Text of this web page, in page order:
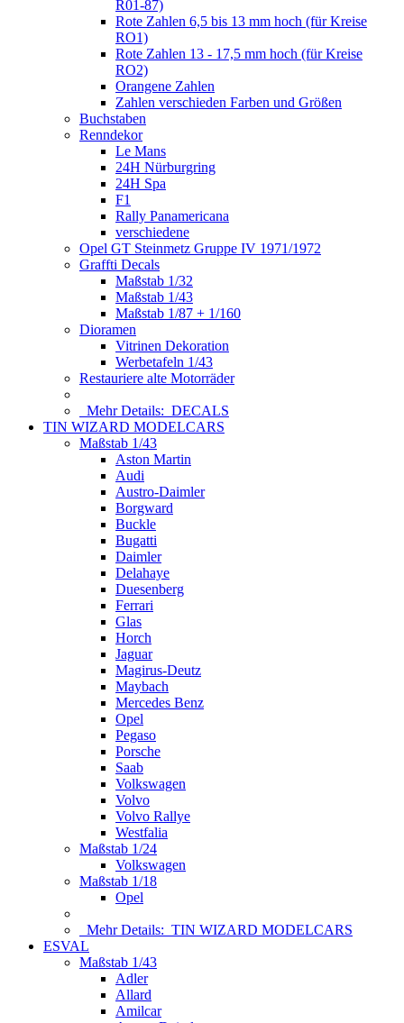
R01-87)
Rote Zahlen 6,5 bis 13 mm hoch (für Kreise
RO1)
Rote Zahlen 13 - 17,5 mm hoch (für Kreise
RO2)
Orangene Zahlen
Zahlen verschieden Farben und Größen
Buchstaben
Renndekor
Le Mans
24H Nürburgring
24H Spa
F1
Rally Panamericana
verschiedene
Opel GT Steinmetz Gruppe IV 1971/1972
Graffti Decals
Maßstab 1/32
Maßstab 1/43
Maßstab 1/87 + 1/160
Dioramen
Vitrinen Dekoration
Werbetafeln 1/43
Restauriere alte Motorräder
Mehr Details: DECALS
TIN WIZARD MODELCARS
Maßstab 1/43
Aston Martin
Audi
Austro-Daimler
Borgward
Buckle
Bugatti
Daimler
Delahaye
Duesenberg
Ferrari
Glas
Horch
Jaguar
Magirus-Deutz
Maybach
Mercedes Benz
Opel
Pegaso
Porsche
Saab
Volkswagen
Volvo
Volvo Rallye
Westfalia
Maßstab 1/24
Volkswagen
Maßstab 1/18
Opel
Mehr Details: TIN WIZARD MODELCARS
ESVAL
Maßstab 1/43
Adler
Allard
Amilcar